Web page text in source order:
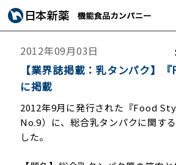
2012年09月03日
【業界誌掲載：乳タンパク】
に掲載
2012年9月に発行された『Food
No.9）に、総合乳タンパクに関す
した。